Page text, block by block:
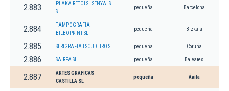
2.883
PLAKA RETOLS I SENYALS
S.L.
pequeña Barcelona
2.884
TAMPOGRAFIA
BILBOPRINT SL
pequeña Bizkaia
2.885 SERIGRAFIA ESCUDEIRO SL. pequeña Coruña
2.886 SAIRPA SL pequeña Baleares
2.887
ARTES GRAFICAS
CASTILLA SL
pequeña Ávila